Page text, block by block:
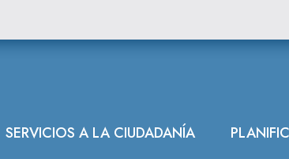
SERVICIOS A LA CIUDADANÍA